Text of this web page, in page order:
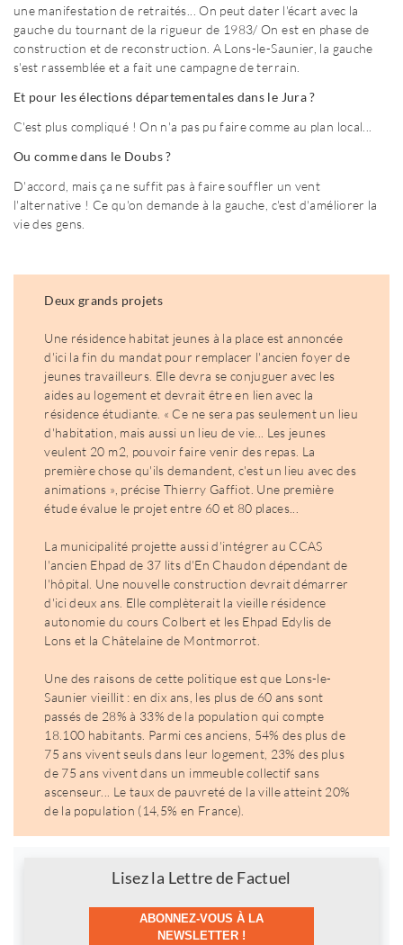
une manifestation de retraités... On peut dater l'écart avec la
gauche du tournant de la rigueur de 1983/ On est en phase de
construction et de reconstruction. A Lons-le-Saunier, la gauche
s'est rassemblée et a fait une campagne de terrain.
Et pour les élections départementales dans le Jura ?
C'est plus compliqué ! On n'a pas pu faire comme au plan local...
Ou comme dans le Doubs ?
D'accord, mais ça ne suffit pas à faire souffler un vent
l'alternative ! Ce qu'on demande à la gauche, c'est d'améliorer la
vie des gens.
Deux grands projets
Une résidence habitat jeunes à la place est annoncée
d'ici la fin du mandat pour remplacer l'ancien foyer de
jeunes travailleurs. Elle devra se conjuguer avec les
aides au logement et devrait être en lien avec la
résidence étudiante. « Ce ne sera pas seulement un lieu
d'habitation, mais aussi un lieu de vie... Les jeunes
veulent 20 m2, pouvoir faire venir des repas. La
première chose qu'ils demandent, c'est un lieu avec des
animations », précise Thierry Gaffiot. Une première
étude évalue le projet entre 60 et 80 places...
La municipalité projette aussi d'intégrer au CCAS
l'ancien Ehpad de 37 lits d'En Chaudon dépendant de
l'hôpital. Une nouvelle construction devrait démarrer
d'ici deux ans. Elle complèterait la vieille résidence
autonomie du cours Colbert et les Ehpad Edylis de
Lons et la Châtelaine de Montmorrot.
Une des raisons de cette politique est que Lons-le-
Saunier vieillit : en dix ans, les plus de 60 ans sont
passés de 28% à 33% de la population qui compte
18.100 habitants. Parmi ces anciens, 54% des plus de
75 ans vivent seuls dans leur logement, 23% des plus
de 75 ans vivent dans un immeuble collectif sans
ascenseur... Le taux de pauvreté de la ville atteint 20%
de la population (14,5% en France).
Lisez la Lettre de Factuel
ABONNEZ-VOUS À LA
NEWSLETTER !